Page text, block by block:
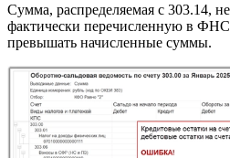
Сумма, распределяемая с 303.14,
фактически перечисленную в
превышать начисленные суммы.